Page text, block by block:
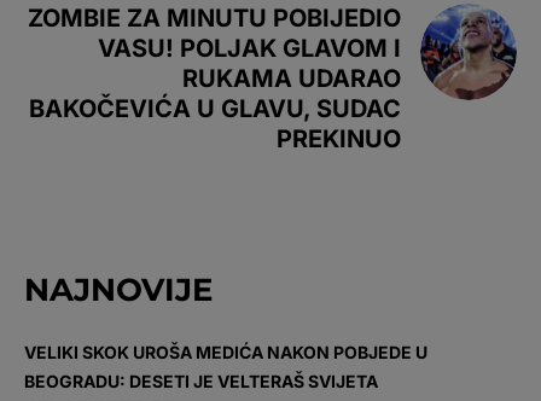
ZOMBIE ZA MINUTU POBIJEDIO
VASU! POLJAK GLAVOM I
RUKAMA UDARAO
BAKOČEVIĆA U GLAVU, SUDAC
PREKINUO
NAJNOVIJE
VELIKI SKOK UROŠA MEDIĆA NAKON POBJEDE U
BEOGRADU: DESETI JE VELTERAŠ SVIJETA